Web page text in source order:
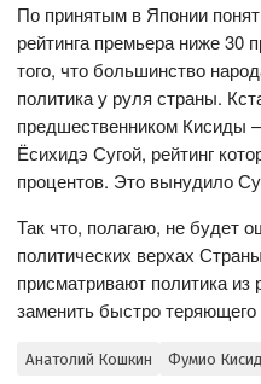
По принятым в Японии
рейтинга премьера ниже 30
того, что большинство
политика у руля страны.
предшественником Кисиды
Ёсихидэ Сугой, рейтинг
процентов. Это вынудило
Так что, полагаю, не будет
политических верхах
присматривают политика
заменить быстро
Анатолий Кошкин Фумио